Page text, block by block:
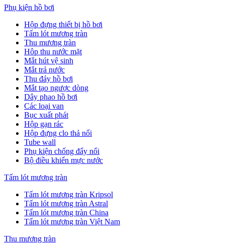
Phụ kiện hồ bơi
Hộp đựng thiết bị hồ bơi
Tấm lót mương tràn
Thu mương tràn
Hôp thu nước mặt
Mắt hút vệ sinh
Mắt trả nước
Thu đáy hồ bơi
Mắt tạo ngược dòng
Dây phao hồ bơi
Các loại van
Bục xuất phát
Hộp gạn rác
Hộp đựng clo thả nổi
Tube wall
Phụ kiện chống đẩy nổi
Bộ điều khiển mực nước
Tấm lót mương tràn
Tấm lót mương tràn Kripsol
Tấm lót mương tràn Astral
Tấm lót mương tràn China
Tấm lót mương tràn Việt Nam
Thu mương tràn